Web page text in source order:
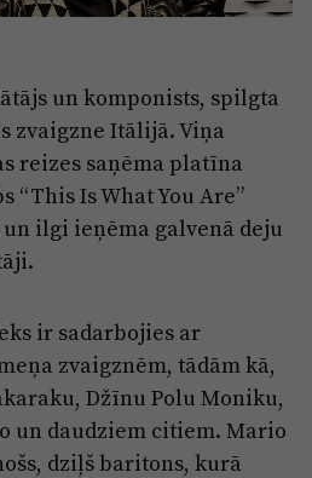
Kodols
Kontakti
Reklāma
Par laikrakstu
Lietošanas noteikumi
Pārredzamības paziņojumi
Sludinājumi
un komponists, spilgta
zvaigzne Itālijā. Viņa
reizes saņēma platīna
“This Is What You Are”
ilgi ieņēma galvenā deju
ir sadarbojies ar
zvaigznēm, tādām kā,
Džīnu Polu Moniku,
un daudziem citiem. Mario
dziļš baritons, kurā